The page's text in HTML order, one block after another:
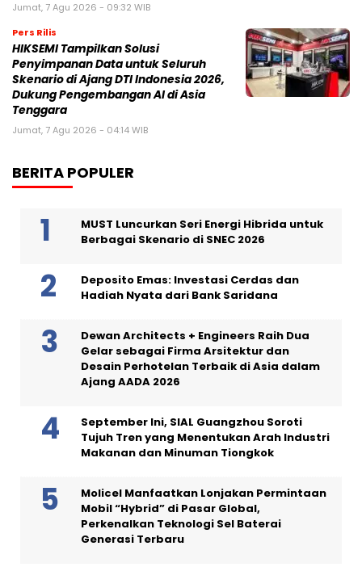
Jumat, 7 Agu 2026 - 09:32 WIB
Pers Rilis
HIKSEMI Tampilkan Solusi
Penyimpanan Data untuk Seluruh
Skenario di Ajang DTI Indonesia 2026,
Dukung Pengembangan AI di Asia
Tenggara
Jumat, 7 Agu 2026 - 04:14 WIB
BERITA POPULER
MUST Luncurkan Seri Energi Hibrida untuk
Berbagai Skenario di SNEC 2026
Deposito Emas: Investasi Cerdas dan
Hadiah Nyata dari Bank Saridana
Dewan Architects + Engineers Raih Dua
Gelar sebagai Firma Arsitektur dan
Desain Perhotelan Terbaik di Asia dalam
Ajang AADA 2026
September Ini, SIAL Guangzhou Soroti
Tujuh Tren yang Menentukan Arah Industri
Makanan dan Minuman Tiongkok
Molicel Manfaatkan Lonjakan Permintaan
Mobil “Hybrid” di Pasar Global,
Perkenalkan Teknologi Sel Baterai
Generasi Terbaru